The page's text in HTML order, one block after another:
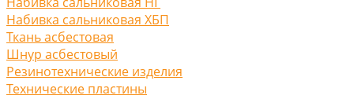
Набивка сальниковая ХБП
Ткань асбестовая
Шнур асбестовый
Резинотехнические изделия
Технические пластины